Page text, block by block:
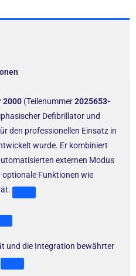
2000 (Teilenummer2025653-
Defibrillator und
den professionellen Einsatz in
wurde. Er kombiniert
externen Modus
optionale Funktionen wie
und die Integration bewährter